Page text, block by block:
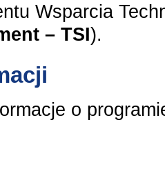
Wsparcia
– TSI).
o